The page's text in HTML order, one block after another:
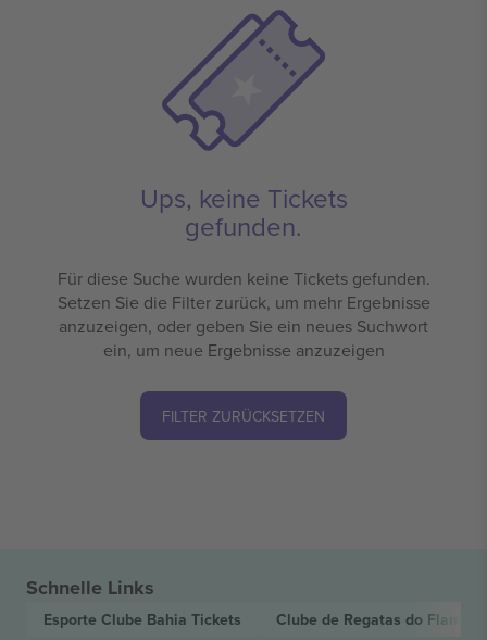
Ups, keine Tickets
gefunden.
Für diese Suche wurden keine Tickets gefunden.
Setzen Sie die Filter zurück, um mehr Ergebnisse
anzuzeigen, oder geben Sie ein neues Suchwort
ein, um neue Ergebnisse anzuzeigen
FILTER ZURÜCKSETZEN
Schnelle Links
Esporte Clube Bahia Tickets Clube de Regatas do